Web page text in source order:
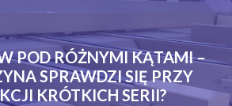
POD RÓŻNYMI KĄTAMI –
SPRAWDZI SIĘ PRZY
KRÓTKICH SERII?